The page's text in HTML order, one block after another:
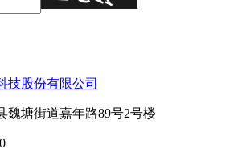
魏塘街道嘉年路89号2号楼